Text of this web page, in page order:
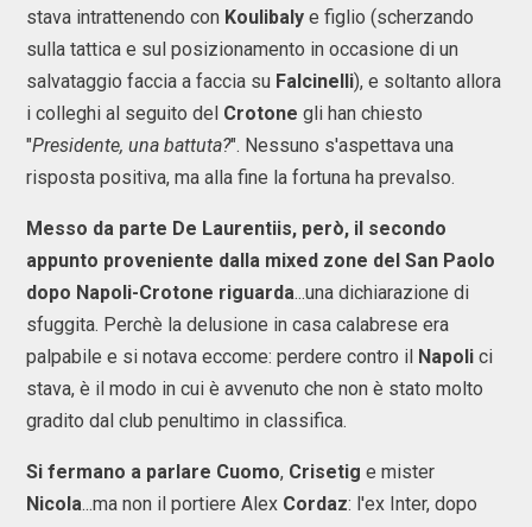
stava intrattenendo con Koulibaly e figlio (scherzando
sulla tattica e sul posizionamento in occasione di un
salvataggio faccia a faccia su Falcinelli), e soltanto allora
i colleghi al seguito del Crotone gli han chiesto
"Presidente, una battuta?". Nessuno s'aspettava una
risposta positiva, ma alla fine la fortuna ha prevalso.
Messo da parte De Laurentiis, però, il secondo
appunto proveniente dalla mixed zone del San Paolo
dopo Napoli-Crotone riguarda...una dichiarazione di
sfuggita. Perchè la delusione in casa calabrese era
palpabile e si notava eccome: perdere contro il Napoli ci
stava, è il modo in cui è avvenuto che non è stato molto
gradito dal club penultimo in classifica.
Si fermano a parlare Cuomo, Crisetig e mister
Nicola...ma non il portiere Alex Cordaz: l'ex Inter, dopo